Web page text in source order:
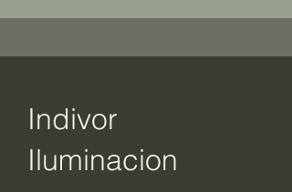
Indivor
Iluminacion